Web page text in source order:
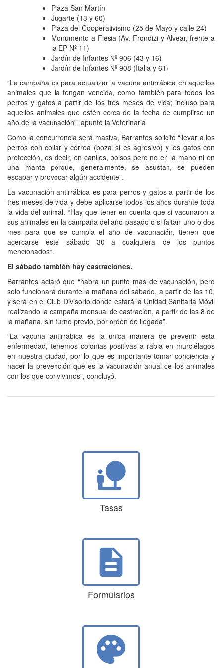
Plaza San Martín
Jugarte (13 y 60)
Plaza del Cooperativismo (25 de Mayo y calle 24)
Monumento a Flesia (Av. Frondizi y Alvear, frente a
la EP Nº 11)
Jardín de Infantes Nº 906 (43 y 16)
Jardín de Infantes Nº 908 (Italia y 61)
“La campaña es para actualizar la vacuna antirrábica en aquellos
animales que la tengan vencida, como también para todos los
perros y gatos a partir de los tres meses de vida; incluso para
aquellos animales que estén cerca de la fecha de cumplirse un
año de la vacunación”, apuntó la Veterinaria
Como la concurrencia será masiva, Barrantes solicitó “llevar a los
perros con collar y correa (bozal si es agresivo) y los gatos con
protección, es decir, en caniles, bolsos pero no en la mano ni en
una manta porque, generalmente, se asustan, se pueden
escapar y provocar algún accidente”.
La vacunación antirrábica es para perros y gatos a partir de los
tres meses de vida y debe aplicarse todos los años durante toda
la vida del animal. “Hay que tener en cuenta que si vacunaron a
sus animales en la campaña del año pasado o si faltan uno o dos
mes para que se cumpla el año de vacunación, tienen que
acercarse este sábado 30 a cualquiera de los puntos
mencionados”.
El sábado también hay castraciones.
Barrantes aclaró que “habrá un punto más de vacunación, pero
solo funcionará durante la mañana del sábado, a partir de las 10,
y será en el Club Divisorio donde estará la Unidad Sanitaria Móvil
realizando la campaña mensual de castración, a partir de las 8 de
la mañana, sin turno previo, por orden de llegada”.
“La vacuna antirrábica es la única manera de prevenir esta
enfermedad, tenemos colonias positivas a rabia en murciélagos
en nuestra ciudad, por lo que es importante tomar conciencia y
hacer la prevención que es la vacunación anual de los animales
con los que convivimos”, concluyó.
nature_people
Tasas
description
Formularios
palette